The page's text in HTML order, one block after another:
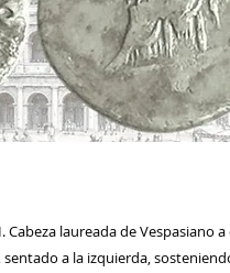
Cabeza laureada de Vespasiano
sentado a la izquierda,